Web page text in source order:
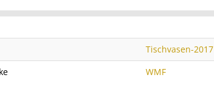
Tischvasen-2017
WMF